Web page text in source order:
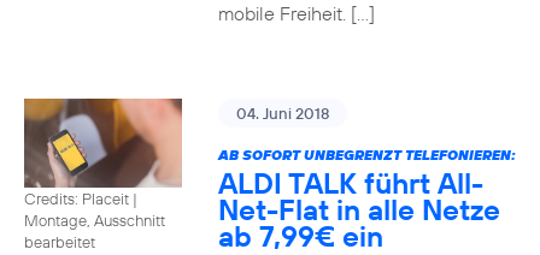
mobile Freiheit. […]
Credits: Placeit |
Montage, Ausschnitt
bearbeitet
04. Juni 2018
AB SOFORT UNBEGRENZT TELEFONIEREN:
ALDI TALK führt All-
Net-Flat in alle Netze
ab 7,99€ ein